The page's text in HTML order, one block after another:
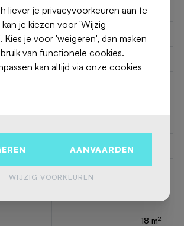
18 m2
liever je privacyvoorkeuren aan te
kan je kiezen voor 'Wijzig
Kies je voor 'weigeren', dan maken
van functionele cookies.
kan altijd via onze cookies
AANVAARDEN
WIJZIG VOORKEUREN